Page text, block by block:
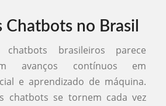
Chatbots no Brasil
brasileiros parece
avanços contínuos em
e aprendizado de máquina.
chatbots se tornem cada vez